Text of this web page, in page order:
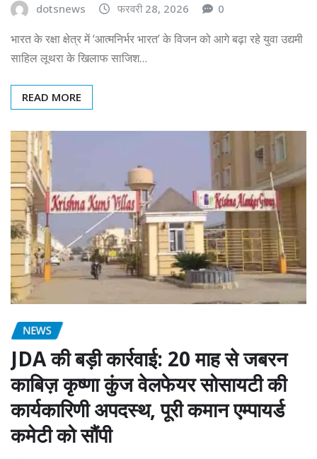
dotsnews फरवरी 28, 2026 0
भारत के रक्षा क्षेत्र में ‘आत्मनिर्भर भारत’ के विजन को आगे बढ़ा रहे युवा उद्यमी
साहिल लूथरा के खिलाफ साजिश…
READ MORE
NEWS
JDA की बड़ी कार्रवाई: 20 माह से जबरन
काबिज़ कृष्णा कुंज वेलफेयर सोसायटी की
कार्यकारिणी अपदस्थ, पूरी कमान एम्पायर्ड
कमेटी को सौंपी